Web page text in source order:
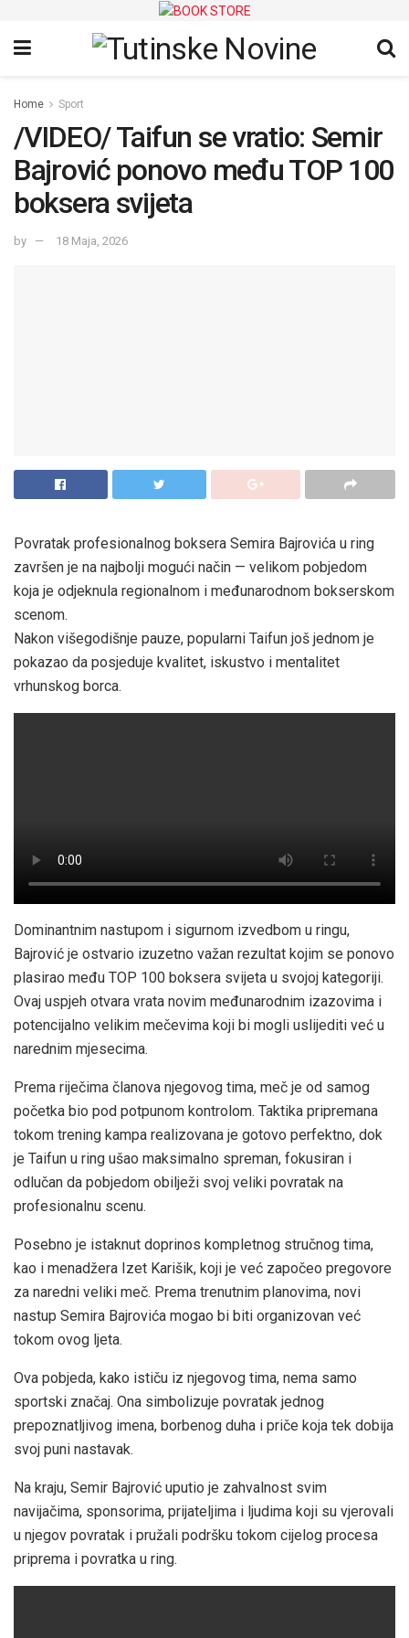
Home Sport
/VIDEO/ Taifun se vratio: Semir
Bajrović ponovo među TOP 100
boksera svijeta
by 18 Maja, 2026
Povratak profesionalnog boksera Semira Bajrovića u ring
završen je na najbolji mogući način — velikom pobjedom
koja je odjeknula regionalnom i međunarodnom bokserskom
scenom.
Nakon višegodišnje pauze, popularni Taifun još jednom je
pokazao da posjeduje kvalitet, iskustvo i mentalitet
vrhunskog borca.
Dominantnim nastupom i sigurnom izvedbom u ringu,
Bajrović je ostvario izuzetno važan rezultat kojim se ponovo
plasirao među TOP 100 boksera svijeta u svojoj kategoriji.
Ovaj uspjeh otvara vrata novim međunarodnim izazovima i
potencijalno velikim mečevima koji bi mogli uslijediti već u
narednim mjesecima.
Prema riječima članova njegovog tima, meč je od samog
početka bio pod potpunom kontrolom. Taktika pripremana
tokom trening kampa realizovana je gotovo perfektno, dok
je Taifun u ring ušao maksimalno spreman, fokusiran i
odlučan da pobjedom obilježi svoj veliki povratak na
profesionalnu scenu.
Posebno je istaknut doprinos kompletnog stručnog tima,
kao i menadžera Izet Karišik, koji je već započeo pregovore
za naredni veliki meč. Prema trenutnim planovima, novi
nastup Semira Bajrovića mogao bi biti organizovan već
tokom ovog ljeta.
Ova pobjeda, kako ističu iz njegovog tima, nema samo
sportski značaj. Ona simbolizuje povratak jednog
prepoznatljivog imena, borbenog duha i priče koja tek dobija
svoj puni nastavak.
Na kraju, Semir Bajrović uputio je zahvalnost svim
navijačima, sponsorima, prijateljima i ljudima koji su vjerovali
u njegov povratak i pružali podršku tokom cijelog procesa
priprema i povratka u ring.